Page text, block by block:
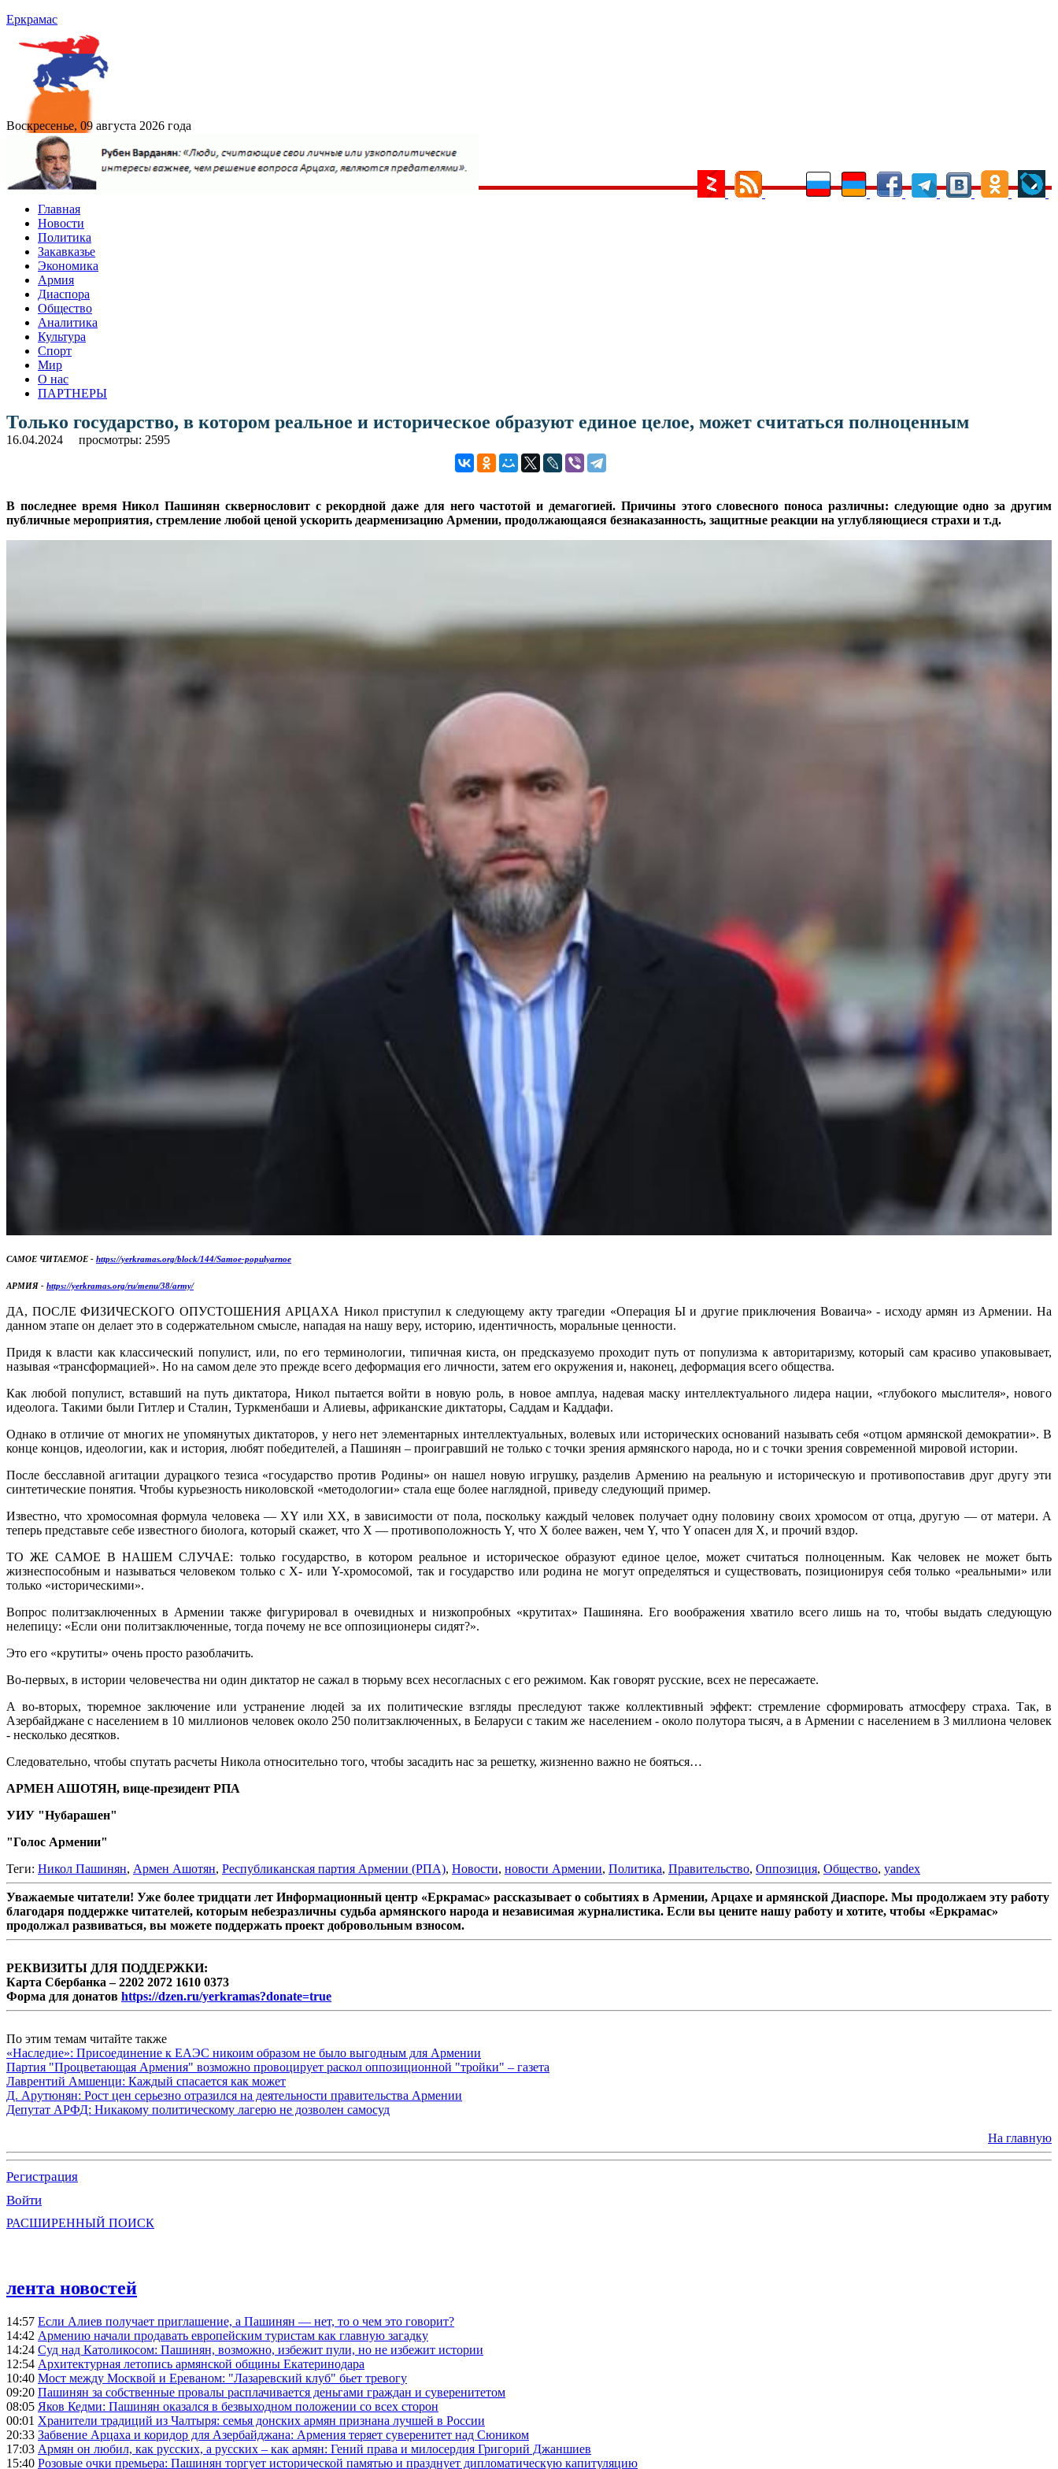
Еркрамас
Воскресенье, 09 августа 2026 года
Главная
Новости
Политика
Закавказье
Экономика
Армия
Диаспора
Общество
Аналитика
Культура
Спорт
Мир
О нас
ПАРТНЕРЫ
Только государство, в котором реальное и историческое образуют единое целое, может считаться полноценным
16.04.2024 просмотры: 2595
В последнее время Никол Пашинян сквернословит с рекордной даже для него частотой и демагогией. Причины этого словесного поноса различны: следующие одно за другим
публичные мероприятия, стремление любой ценой ускорить деарменизацию Армении, продолжающаяся безнаказанность, защитные реакции на углубляющиеся страхи и т.д.
САМОЕ ЧИТАЕМОЕ - https://yerkramas.org/block/144/Samoe-populyarnoe
АРМИЯ - https://yerkramas.org/ru/menu/38/army/
ДА, ПОСЛЕ ФИЗИЧЕСКОГО ОПУСТОШЕНИЯ АРЦАХА Никол приступил к следующему акту трагедии «Операция ЬI и другие приключения Воваича» - исходу армян из Армении. На
данном этапе он делает это в содержательном смысле, нападая на нашу веру, историю, идентичность, моральные ценности.
Придя к власти как классический популист, или, по его терминологии, типичная киста, он предсказуемо проходит путь от популизма к авторитаризму, который сам красиво упаковывает,
называя «трансформацией». Но на самом деле это прежде всего деформация его личности, затем его окружения и, наконец, деформация всего общества.
Как любой популист, вставший на путь диктатора, Никол пытается войти в новую роль, в новое амплуа, надевая маску интеллектуального лидера нации, «глубокого мыслителя», нового
идеолога. Такими были Гитлер и Сталин, Туркменбаши и Алиевы, африканские диктаторы, Саддам и Каддафи.
Однако в отличие от многих не упомянутых диктаторов, у него нет элементарных интеллектуальных, волевых или исторических оснований называть себя «отцом армянской демократии». В
конце концов, идеологии, как и история, любят победителей, а Пашинян – проигравший не только с точки зрения армянского народа, но и с точки зрения современной мировой истории.
После бесславной агитации дурацкого тезиса «государство против Родины» он нашел новую игрушку, разделив Армению на реальную и историческую и противопоставив друг другу эти
синтетические понятия. Чтобы курьезность николовской «методологии» стала еще более наглядной, приведу следующий пример.
Известно, что хромосомная формула человека — XY или XX, в зависимости от пола, поскольку каждый человек получает одну половину своих хромосом от отца, другую — от матери. А
теперь представьте себе известного биолога, который скажет, что X — противоположность Y, что X более важен, чем Y, что Y опасен для X, и прочий вздор.
ТО ЖЕ САМОЕ В НАШЕМ СЛУЧАЕ: только государство, в котором реальное и историческое образуют единое целое, может считаться полноценным. Как человек не может быть
жизнеспособным и называться человеком только с Х- или Y-хромосомой, так и государство или родина не могут определяться и существовать, позиционируя себя только «реальными» или
только «историческими».
Вопрос политзаключенных в Армении также фигурировал в очевидных и низкопробных «крутитах» Пашиняна. Его воображения хватило всего лишь на то, чтобы выдать следующую
нелепицу: «Если они политзаключенные, тогда почему не все оппозиционеры сидят?».
Это его «крутиты» очень просто разоблачить.
Во-первых, в истории человечества ни один диктатор не сажал в тюрьму всех несогласных с его режимом. Как говорят русские, вcех не пересажаете.
А во-вторых, тюремное заключение или устранение людей за их политические взгляды преследуют также коллективный эффект: стремление сформировать атмосферу страха. Так, в
Азербайджане с населением в 10 миллионов человек около 250 политзаключенных, в Беларуси с таким же населением - около полутора тысяч, а в Армении с населением в 3 миллиона человек
- несколько десятков.
Следовательно, чтобы спутать расчеты Никола относительно того, чтобы засадить нас за решетку, жизненно важно не бояться…
АРМЕН АШОТЯН, вице-президент РПА
УИУ "Нубарашен"
"Голос Армении"
Теги: Никол Пашинян, Армен Ашотян, Республиканская партия Армении (РПА), Новости, новости Армении, Политика, Правительство, Оппозиция, Общество, yandex
Уважаемые читатели! Уже более тридцати лет Информационный центр «Еркрамас» рассказывает о событиях в Армении, Арцахе и армянской Диаспоре. Мы продолжаем эту работу
благодаря поддержке читателей, которым небезразличны судьба армянского народа и независимая журналистика. Если вы цените нашу работу и хотите, чтобы «Еркрамас»
продолжал развиваться, вы можете поддержать проект добровольным взносом.
РЕКВИЗИТЫ ДЛЯ ПОДДЕРЖКИ:
Карта Сбербанка – 2202 2072 1610 0373
Форма для донатов https://dzen.ru/yerkramas?donate=true
По этим темам читайте также
«Наследие»: Присоединение к ЕАЭС никоим образом не было выгодным для Армении
Партия "Процветающая Армения" возможно провоцирует раскол оппозиционной "тройки" – газета
Лаврентий Амшенци: Каждый спасается как может
Д. Арутюнян: Рост цен серьезно отразился на деятельности правительства Армении
Депутат АРФД: Никакому политическому лагерю не дозволен самосуд
На главную
Регистрация
Войти
РАСШИРЕННЫЙ ПОИСК
лента новостей
14:57 Если Алиев получает приглашение, а Пашинян — нет, то о чем это говорит?
14:42 Армению начали продавать европейским туристам как главную загадку
14:24 Суд над Католикосом: Пашинян, возможно, избежит пули, но не избежит истории
12:54 Архитектурная летопись армянской общины Екатеринодара
10:40 Мост между Москвой и Ереваном: "Лазаревский клуб" бьет тревогу
09:20 Пашинян за собственные провалы расплачивается деньгами граждан и суверенитетом
08:05 Яков Кедми: Пашинян оказался в безвыходном положении со всех сторон
00:01 Хранители традиций из Чалтыря: семья донских армян признана лучшей в России
20:33 Забвение Арцаха и коридор для Азербайджана: Армения теряет суверенитет над Сюником
17:03 Армян он любил, как русских, а русских – как армян: Гений права и милосердия Григорий Джаншиев
15:40 Розовые очки премьера: Пашинян торгует исторической памятью и празднует дипломатическую капитуляцию